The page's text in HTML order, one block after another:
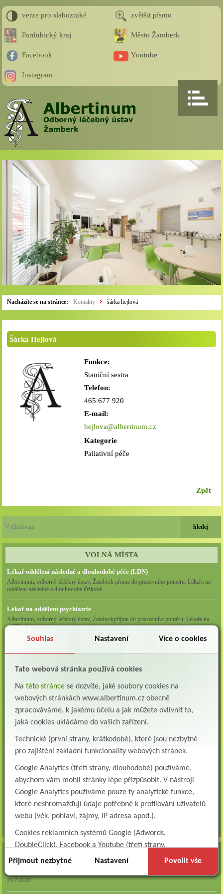
verze pro slabozraké zvětšit písmo
Pardubický kraj Město Žamberk
Facebook Youtube
Instagram
Nacházíte se na stránce: Kontakty šárka hejlová
Šárka Hejlová
Funkce:
Staniční sestra
Telefon:
465 677 920
E-mail:
hejlova@albertinum.cz
Kategorie
Paliativní péče
Zpět
VOLNÁ MÍSTA
Lékař oddělení následné a dlouhodobé péče (LDN)
Albertinum, odborný léčebný ústav, Žamberk přijme do pracovního poměru: Lékaře na
oddělení následné a dlouhodobé lůžkové...
Lékař na oddělení psychiatrie
Albertinum, odborný léčebný ústav, Žamberkpřijme do pracovního poměru: Lékaře na
oddělení psychiatrie ...
Všeobecná/praktická sestra na LDN
Přidejte se k nám Do našeho týmu přijmeme všeobecnou nebo praktickou sestru na
lůžkové oddělení následné a dlouhodobé pé...
Všeobecná sestra na plicní oddělení
SESTRA na oddělení pneumologie a ftizeologiePr...
Albertinum, OLÚ, Žamberk přijme
KLINICKÉHO LOGOPEDA Nab...
Ergoterapeut/ka
Albertinum, odborný léčebný ústav, přijme do pracovního
poměru: ERGOTERAPEUTA, EGOTERAPEUTKU Požadujeme:odbornou způsobi...
všechna volná místa »
29.7.2026
Souhlas Nastavení Více o cookies
Tato webová stránka používá cookies
Na této stránce se dozvíte, jaké soubory cookies na
webových stránkách www.albertinum.cz obecně
zpracováváme, k jakému účelu a jak můžete ovlivnit to,
jaká cookies ukládáme do vašich zařízení.
Technické (první strany, krátkodobé), které jsou nezbytné
pro zajištění základní funkcionality webových stránek.
Google Analytics (třetí strany, dlouhodobé) používáme,
abychom vám mohli stránky lépe přizpůsobit. V nástroji
Google Analytics používáme pouze ty analytické funkce,
které neshromažďují údaje potřebné k profilování uživatelů
webu (věk, pohlaví, zájmy, IP adresa apod.).
Cookies reklamních systémů Google (Adwords,
DoubleClick), Facebook a Youtube (třetí strany,
dlouhodobé). Tyto
cookiesslouží k marketingovému
například prostřednictvím personalizované reklamy na
Přijmout nezbytné Nastavení Povolit vše